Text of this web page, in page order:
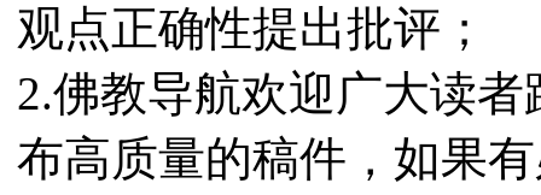
观点正确性提出批评；
2.佛教导航欢迎广大读
布高质量的稿件，如果